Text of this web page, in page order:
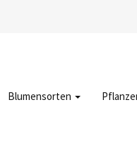
Blumensorten